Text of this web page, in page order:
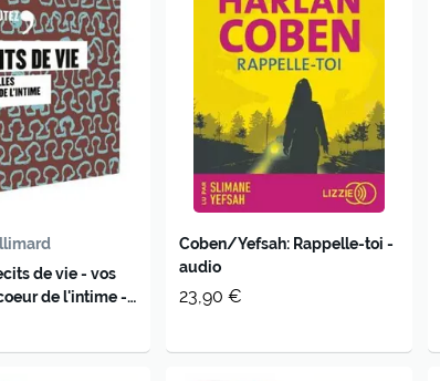
de vie - vos
de l'intime -
Coben/Yefsah: Rappelle-toi -
audio
23,90 €